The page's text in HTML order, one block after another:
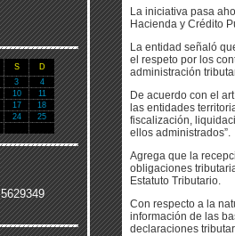
S
D
3
4
10
11
17
18
24
25
5629349
La iniciativa pasa
Hacienda y Crédito
La entidad señaló
el respeto por los
administración
De acuerdo con el
las entidades
fiscalización,
ellos administrados”.
Agrega que la
obligaciones
Estatuto Tributario.
Con respecto a la
información de las
declaraciones